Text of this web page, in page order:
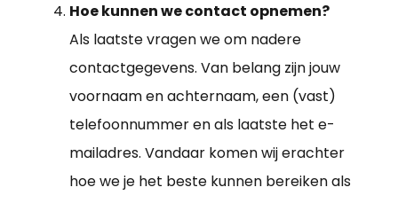
Hoe kunnen we contact opnemen?
Als laatste vragen we om nadere
contactgegevens. Van belang zijn jouw
voornaam en achternaam, een (vast)
telefoonnummer en als laatste het e-
mailadres. Vandaar komen wij erachter
hoe we je het beste kunnen bereiken als